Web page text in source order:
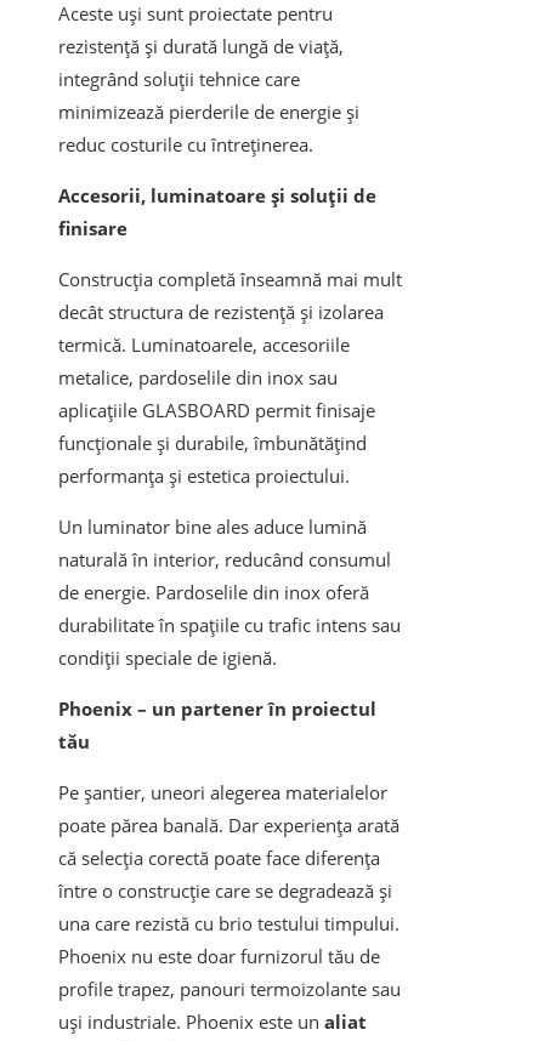
Aceste uși sunt proiectate pentru
rezistență și durată lungă de viață,
integrând soluții tehnice care
minimizează pierderile de energie și
reduc costurile cu întreținerea.
Accesorii, luminatoare și soluții de
finisare
Construcția completă înseamnă mai mult
decât structura de rezistență și izolarea
termică. Luminatoarele, accesoriile
metalice, pardoselile din inox sau
aplicațiile GLASBOARD permit finisaje
funcționale și durabile, îmbunătățind
performanța și estetica proiectului.
Un luminator bine ales aduce lumină
naturală în interior, reducând consumul
de energie. Pardoselile din inox oferă
durabilitate în spațiile cu trafic intens sau
condiții speciale de igienă.
Phoenix – un partener în proiectul
tău
Pe șantier, uneori alegerea materialelor
poate părea banală. Dar experiența arată
că selecția corectă poate face diferența
între o construcție care se degradează și
una care rezistă cu brio testului timpului.
Phoenix nu este doar furnizorul tău de
profile trapez, panouri termoizolante sau
uși industriale. Phoenix este un aliat